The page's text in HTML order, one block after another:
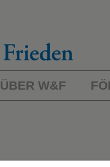
ÜBER W&F